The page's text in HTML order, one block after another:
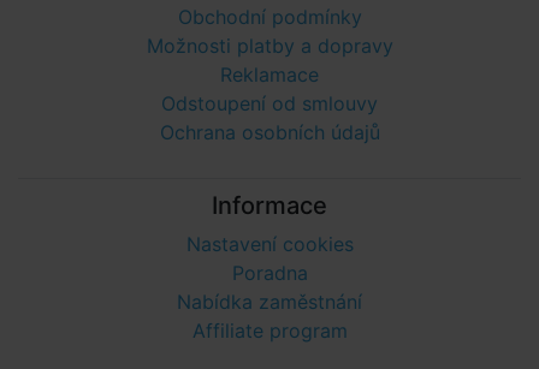
Obchodní podmínky
Možnosti platby a dopravy
Reklamace
Odstoupení od smlouvy
Ochrana osobních údajů
Informace
Nastavení cookies
Poradna
Nabídka zaměstnání
Affiliate program